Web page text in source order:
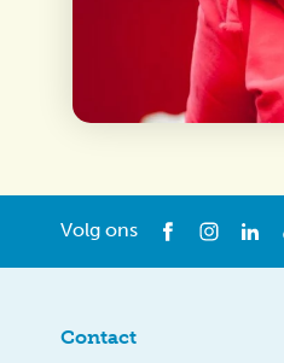
Volg ons
Contact